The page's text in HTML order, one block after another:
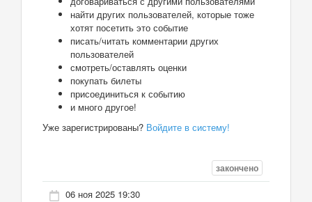
найти других пользователей, которые тоже
хотят посетить это событие
писать/читать комментарии других
пользователей
смотреть/оставлять оценки
покупать билеты
присоединиться к событию
и много другое!
Уже зарегистрированы? Войдите в систему!
закончено
06 ноя 2025 19:30